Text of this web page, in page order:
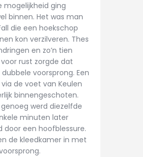
mogelijkheid ging
binnen. Het was man
die een hoekschop
kon verzilveren. Thes
en zo’n tien
rust zorgde dat
voorsprong. Een
de voet van Keulen
binnengeschoten.
werd diezelfde
minuten later
door een hoofblessure.
de kleedkamer in met